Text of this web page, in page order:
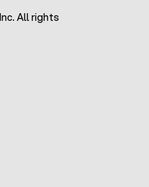
All rights